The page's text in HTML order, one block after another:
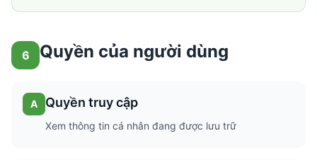
6 Quyền của người dùng
A Quyền truy cập
Xem thông tin cá nhân đang được lưu trữ